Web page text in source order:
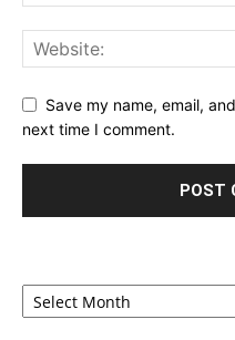
Save my name, email,
next time I comment.
Archives